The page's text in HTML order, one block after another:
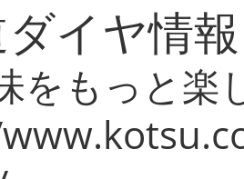
イヤ情
をもっと楽